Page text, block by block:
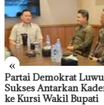
«
Buhari Kahar:
Patahudding di Luwu
Andi Abdullah Rahim di